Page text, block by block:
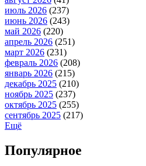
июль 2026 (237)
июнь 2026 (243)
май 2026 (220)
апрель 2026 (251)
март 2026 (231)
февраль 2026 (208)
январь 2026 (215)
декабрь 2025 (210)
ноябрь 2025 (237)
октябрь 2025 (255)
сентябрь 2025 (217)
Ещё
Популярное